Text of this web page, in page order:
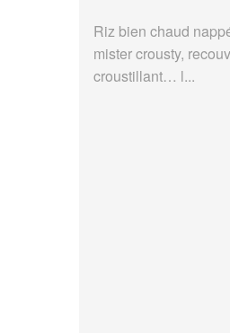
Riz bien chaud
mister crousty,
croustillant… l...